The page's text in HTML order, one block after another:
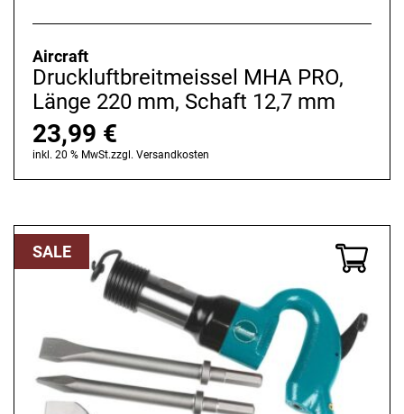
Aircraft
Druckluftbreitmeissel MHA PRO,
Länge 220 mm, Schaft 12,7 mm
23,99 €
inkl. 20 % MwSt.zzgl. Versandkosten
SALE